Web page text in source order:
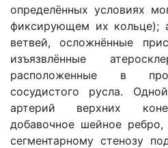
определённых условиях
фиксирующем их кольце);
ветвей, осложнённые
изъязвлённые
расположенные в
сосудистого русла.
артерий верхних
добавочное шейное
сегментарному стенозу